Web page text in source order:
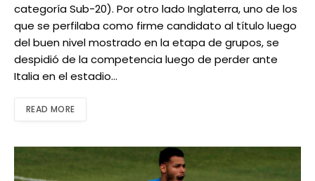
categoría Sub-20). Por otro lado Inglaterra, uno de los
que se perfilaba como firme candidato al título luego
del buen nivel mostrado en la etapa de grupos, se
despidió de la competencia luego de perder ante
Italia en el estadio…
READ MORE